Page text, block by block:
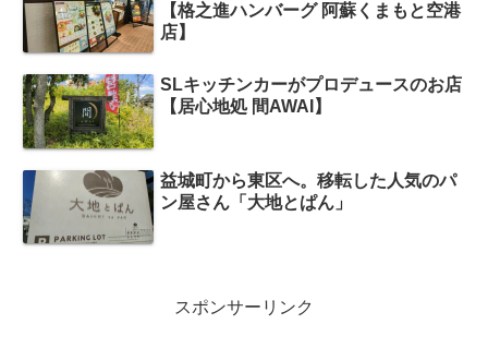
【格之進ハンバーグ 阿蘇くまもと空港
店】
SLキッチンカーがプロデュースのお店
【居心地処 間AWAI】
益城町から東区へ。移転した人気のパ
ン屋さん「大地とぱん」
スポンサーリンク